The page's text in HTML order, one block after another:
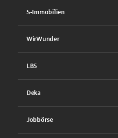
S-Immobilien
WirWunder
LBS
Deka
Jobbörse